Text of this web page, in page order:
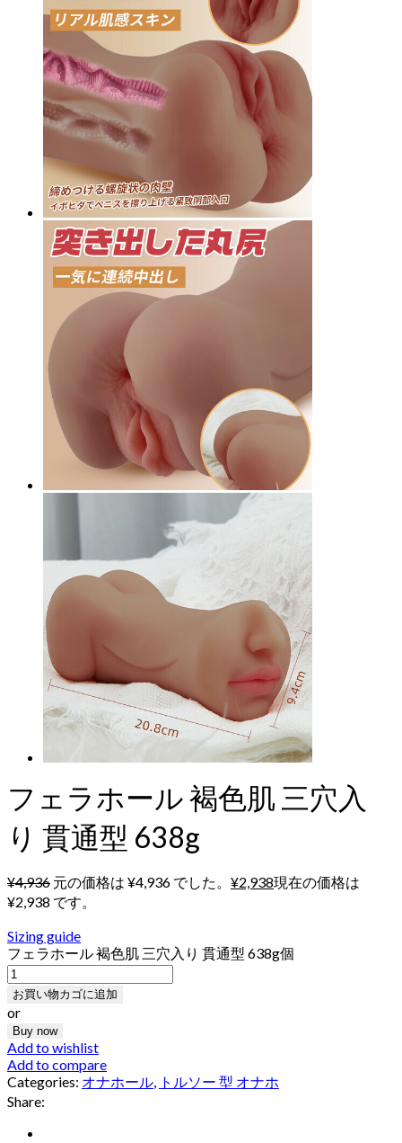
フェラホール 褐色肌 三穴入
り 貫通型 638g
¥4,936 元の価格は ¥4,936 でした。 ¥2,938現在の価格は
¥2,938 です。
Sizing guide
フェラホール 褐色肌 三穴入り 貫通型 638g個
お買い物カゴに追加
or
Buy now
Add to wishlist
Add to compare
Categories: オナホール, トルソー 型 オナホ
Share: